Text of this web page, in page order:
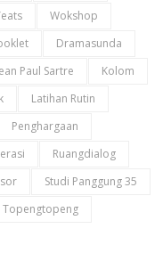
Wokshop
Dramasunda
Paul Sartre
Kolom
Latihan Rutin
Penghargaan
Ruangdialog
Studi Panggung 35
Topengtopeng